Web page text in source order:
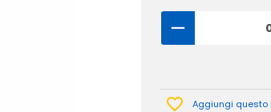
Aggiungi questo